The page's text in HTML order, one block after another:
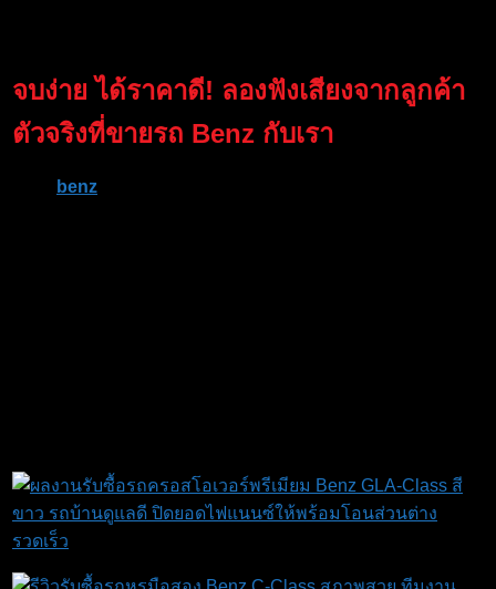
จบง่าย ได้ราคาดี! ลองฟังเสียงจากลูกค้า
ตัวจริงที่ขายรถ Benz กับเรา
benz